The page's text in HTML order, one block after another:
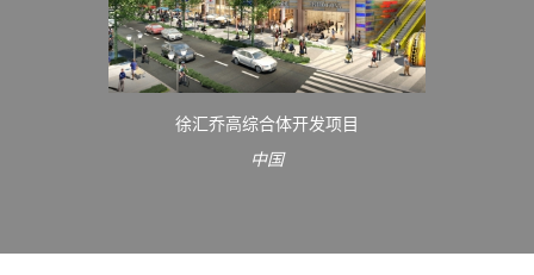
徐汇乔高综合体开发项目
中国